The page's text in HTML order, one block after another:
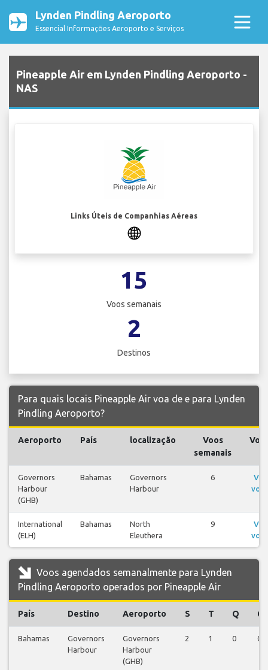
Lynden Pindling Aeroporto
Essencial Informações Aeroporto e Serviços
Pineapple Air em Lynden Pindling Aeroporto -
NAS
Links Úteis de Companhias Aéreas
15
Voos semanais
2
Destinos
Para quais locais Pineapple Air voa de e para Lynden
Pindling Aeroporto?
Aeroporto País localização
Voos
semanais
Governors
Harbour
(GHB)
Bahamas
Governors
Harbour
6
Ver
voos
International
(ELH)
Bahamas
North
Eleuthera
9
Ver
voos
Voos agendados semanalmente para Lynden
Pindling Aeroporto operados por Pineapple Air
País Destino Aeroporto S T Q Q
Bahamas
Governors
Harbour
Governors
Harbour
(GHB)
2 1 0 0